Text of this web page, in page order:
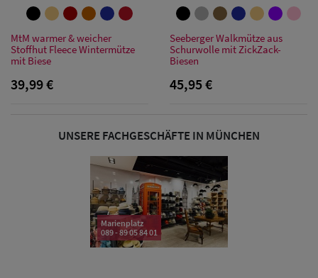
Sonnenschilder
& Visoren
Damen
Snapback Caps
Großgrößen
MtM warmer & weicher
Stoffhut Fleece Wintermütze
mit Biese
39,99 €
Seeberger Walkmütze aus
Schurwolle mit ZickZack-
Biesen
45,95 €
UNSERE FACHGESCHÄFTE IN MÜNCHEN
Marienplatz
089 - 89 05 84 01